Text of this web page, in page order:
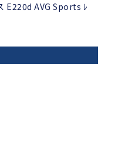
AVG Sports ﾚ